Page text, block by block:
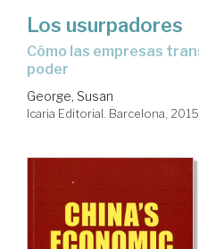
Los usurpadores
cómo las empresas transnacionales toman el
poder
George, Susan
Icaria Editorial. Barcelona, 2015